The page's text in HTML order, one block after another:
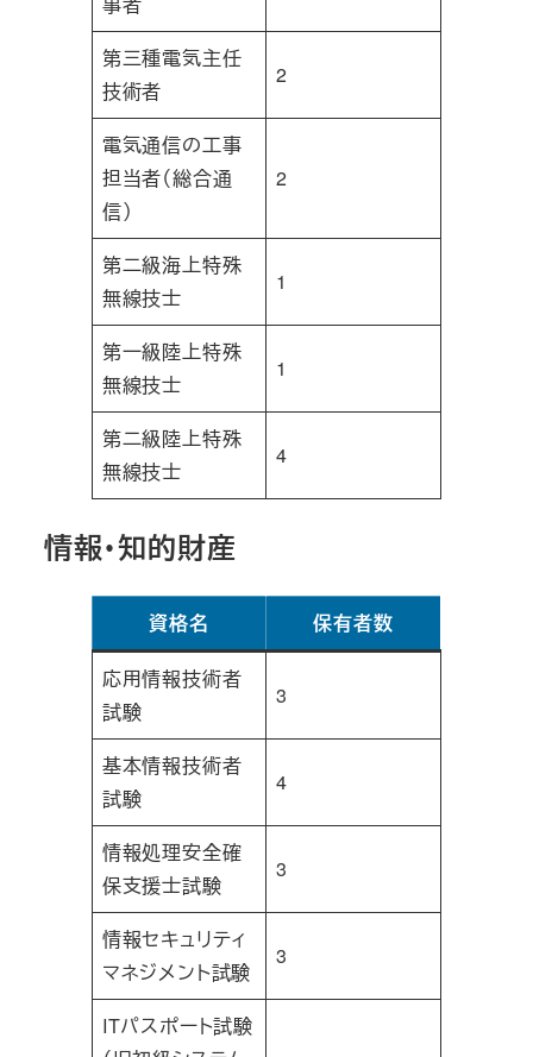
第三種電気主任
技術者
2
電気通信の工事
担当者（総合通
信）
2
第二級海上特殊
無線技士
1
第一級陸上特殊
無線技士
1
第二級陸上特殊
無線技士
4
情報・知的財産
資格名 保有者数
応用情報技術者
試験
3
基本情報技術者
試験
4
情報処理安全確
保支援士試験
3
情報セキュリティ
マネジメント試験
3
ITパスポート試験